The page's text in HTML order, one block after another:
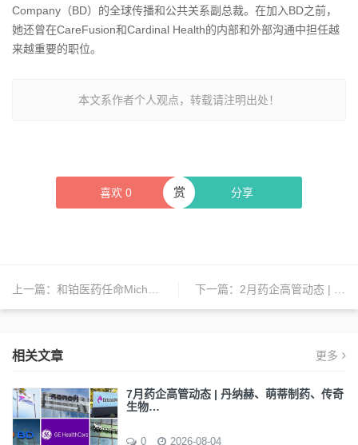
Company（BD）的全球传播和公共关系副总裁。在加入BD之前，
她还曾在CareFusion和Cardinal Health的内部和外部沟通中担任越
来越重要的职位。
本文系作者个人观点，转载请注明出处！
喜欢 0 分享
赏
上一篇： 和铂医药任命Michael D. Patten为首席战略官 下一篇： 2月药企高管动态 | 诺华、GE医疗、第一三共、武田、辉瑞、百特、艾伯维、丹纳赫、强生、百济神州、直观复星等全球药企人事变动
相关文章 更多
7月药企高管动态 | 丹纳赫、萌蒂制药、传奇
生物…
0 2026-08-04